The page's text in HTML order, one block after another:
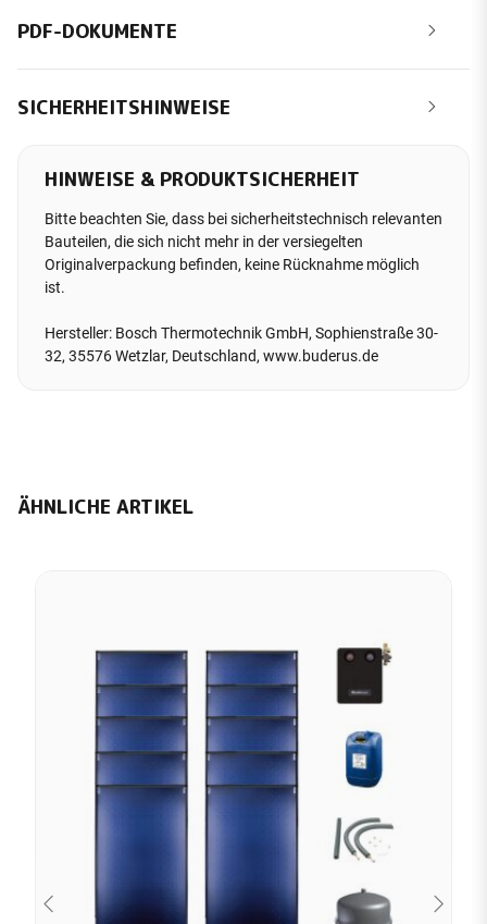
PDF-DOKUMENTE
SICHERHEITSHINWEISE
HINWEISE & PRODUKTSICHERHEIT
Bitte beachten Sie, dass bei sicherheitstechnisch relevanten
Bauteilen, die sich nicht mehr in der versiegelten
Originalverpackung befinden, keine Rücknahme möglich
ist.
Hersteller: Bosch Thermotechnik GmbH, Sophienstraße 30-
32, 35576 Wetzlar, Deutschland, www.buderus.de
ÄHNLICHE ARTIKEL